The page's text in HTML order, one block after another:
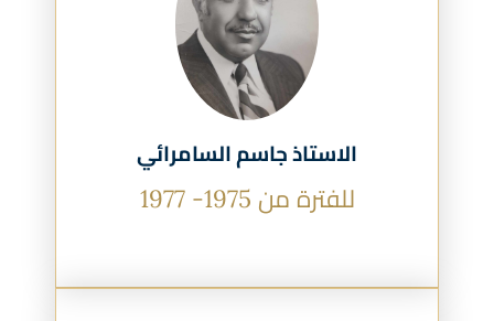
الاستاذ جاسم السامرائي
للفترة من 1975- 1977